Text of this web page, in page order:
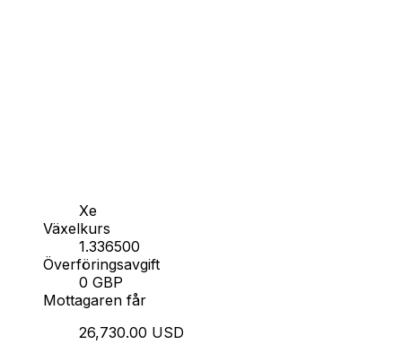
Xe
Växelkurs
1.336500
Överföringsavgift
0 GBP
Mottagaren får
26,730.00 USD